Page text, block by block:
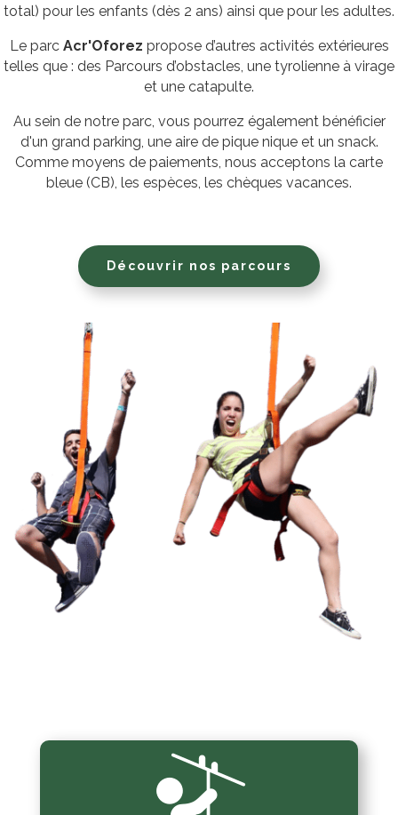
total) pour les enfants (dès 2 ans) ainsi que pour les adultes.
Le parc Acr'Oforez propose d’autres activités extérieures
telles que : des Parcours d’obstacles, une tyrolienne à virage
et une catapulte.
Au sein de notre parc, vous pourrez également bénéficier
d'un grand parking, une aire de pique nique et un snack.
Comme moyens de paiements, nous acceptons la carte
bleue (CB), les espèces, les chèques vacances.
Découvrir nos parcours